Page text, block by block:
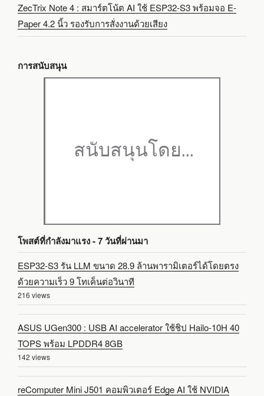
ZecTrix Note 4 : สมาร์ตโน้ต AI ใช้ ESP32-S3 พร้อมจอ E-
Paper 4.2 นิ้ว รองรับการสั่งงานด้วยเสียง
การสนับสนุน
โพสต์ที่กำลังมาแรง - 7 วันที่ผ่านมา
ESP32-S3 รัน LLM ขนาด 28.9 ล้านพารามิเตอร์ได้โดยตรง
ด้วยความเร็ว 9 โทเค็นต่อวินาที
216 views
ASUS UGen300 : USB AI accelerator ใช้ชิป Hailo-10H 40
TOPS พร้อม LPDDR4 8GB
142 views
reComputer Mini J501 คอมพิวเตอร์ Edge AI ใช้ NVIDIA